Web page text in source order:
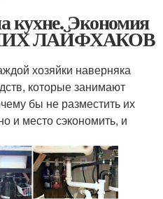
кухне. Экономия
ЛАЙФХАКОВ
хозяйки наверняка
которые занимают
бы не разместить их
и место сэкономить, и